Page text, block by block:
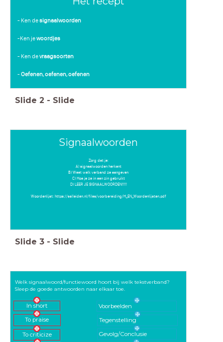
- Ken designaalwoorden
-Ken jewoordjes
- Ken devraagsoorten
-Oefenen, oefenen, oefenen
Slide 2 - Slide
Signaalwoorden
Zorg dat je:
A) signaalwoorden herkent
B) Weet welk verband ze aangeven
C) Hoe je ze in een zin gebruikt
D) LEER JE SIGNAALWOORDEN!!!!!
Woordenlijst: https://sslleiden.nl/files/voorbereiding/H_EN_Woordenlijsten.pdf
Slide 3 - Slide
Welk signaalwoord/functiewoord hoort bij welk tekstverband?
Sleep de goede antwoorden naar elkaar toe.
In short
To praise
To criticize Gevolg/Conclusie
Tegenstelling
Voorbeelden